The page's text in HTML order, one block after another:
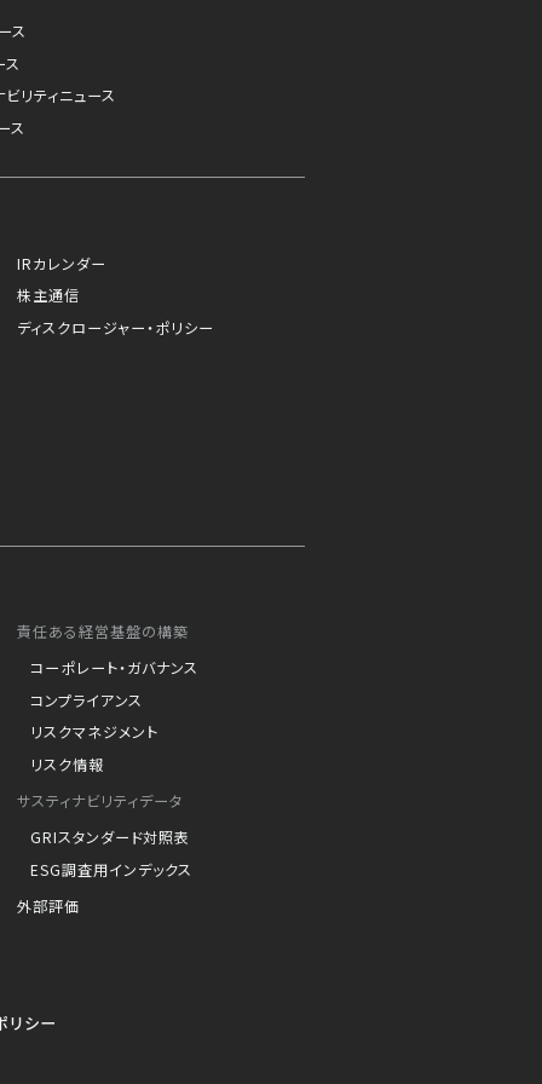
ス
ス
リティニュース
ス
IRカレンダー
株主通信
ディスクロージャー・ポリシー
責任ある経営基盤の構築
コーポレート・ガバナンス
コンプライアンス
リスクマネジメント
リスク情報
サスティナビリティデータ
GRIスタンダード対照表
ESG調査用インデックス
外部評価
リシー